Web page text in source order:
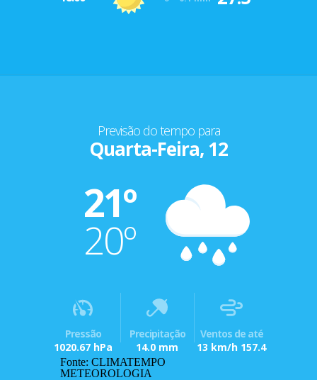
Previsão do tempo para
Quarta-Feira, 12
21º
20º
Pressão
1020.67 hPa
Precipitação
14.0 mm
Ventos de até
13 km/h 157.4
Fonte: CLIMATEMPO
METEOROLOGIA